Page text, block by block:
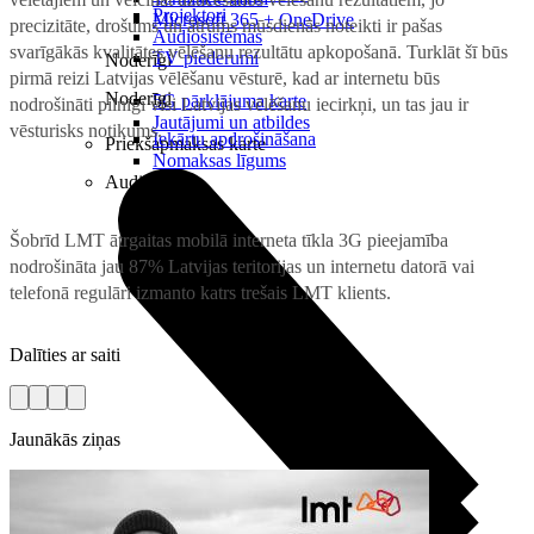
Microsoft 365 + OneDrive
Noderīgi
5G pārklājuma karte
Jautājumi un atbildes
Priekšapmaksas karte
Projektori
Audiosistēmas
TV piederumi
Noderīgi
Iekārtu apdrošināšana
Nomaksas līgums
Audio
precizitāte, drošums un ātrums mūsdienās noteikti ir pašas
svarīgākās kvalitātes vēlēšanu rezultātu apkopošanā. Turklāt šī būs
pirmā reizi Latvijas vēlēšanu vēsturē, kad ar internetu būs
nodrošināti pilnīgi visi Latvijas vēlēšanu iecirkņi, un tas jau ir
vēsturisks notikums.
Šobrīd LMT ātrgaitas mobilā interneta tīkla 3G pieejamība
nodrošināta jau 87% Latvijas teritorijas un internetu datorā vai
telefonā regulāri izmanto katrs trešais LMT klients.
Dalīties ar saiti
Jaunākās ziņas